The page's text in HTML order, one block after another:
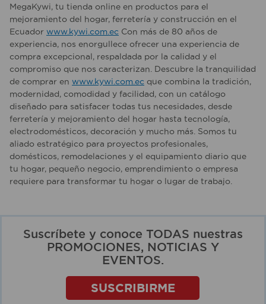
MegaKywi, tu tienda online en productos para el
mejoramiento del hogar, ferretería y construcción en el
Ecuador www.kywi.com.ec Con más de 80 años de
experiencia, nos enorgullece ofrecer una experiencia de
compra excepcional, respaldada por la calidad y el
compromiso que nos caracterizan. Descubre la tranquilidad
de comprar en www.kywi.com.ec que combina la tradición,
modernidad, comodidad y facilidad, con un catálogo
diseñado para satisfacer todas tus necesidades, desde
ferretería y mejoramiento del hogar hasta tecnología,
electrodomésticos, decoración y mucho más. Somos tu
aliado estratégico para proyectos profesionales,
domésticos, remodelaciones y el equipamiento diario que
tu hogar, pequeño negocio, emprendimiento o empresa
requiere para transformar tu hogar o lugar de trabajo.
Suscríbete y conoce TODAS nuestras
PROMOCIONES, NOTICIAS Y
EVENTOS.
SUSCRIBIRME